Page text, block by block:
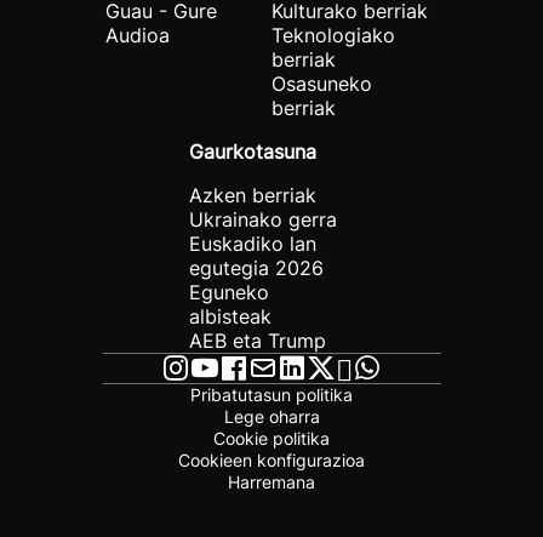
Guau - Gure
Audioa
Kulturako berriak
Teknologiako
berriak
Osasuneko
berriak
Gaurkotasuna
Azken berriak
Ukrainako gerra
Euskadiko lan
egutegia 2026
Eguneko
albisteak
AEB eta Trump
Pribatutasun politika
Lege oharra
Cookie politika
Cookieen konfigurazioa
Harremana